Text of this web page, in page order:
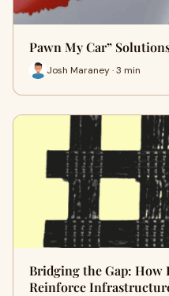
Pawn My Car”
Josh Maraney · 3 min
Bridging the Gap: How
Reinforce